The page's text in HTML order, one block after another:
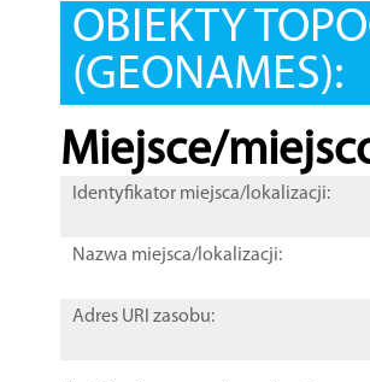
OBIEKTY
(GEONAMES):
Miejsce/
Identyfikator miejsca/lokalizacji:
Nazwa miejsca/lokalizacji:
Adres URI zasobu: